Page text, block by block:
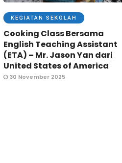
KEGIATAN SEKOLAH
Cooking Class Bersama
English Teaching Assistant
(ETA) – Mr. Jason Yan dari
United States of America
30 November 2025